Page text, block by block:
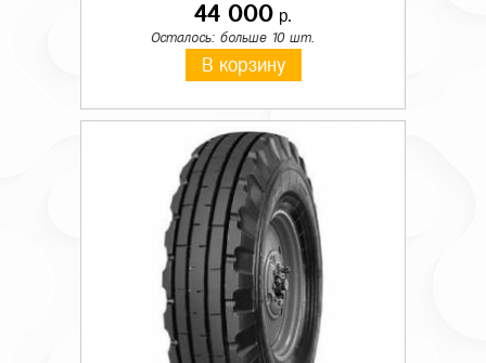
44 000 р.
Осталось: больше 10 шт.
В корзину